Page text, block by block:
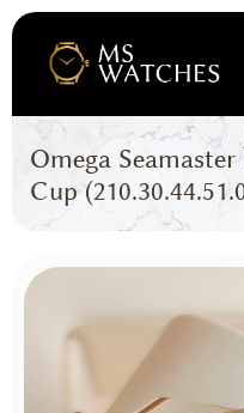
Omega
Cup